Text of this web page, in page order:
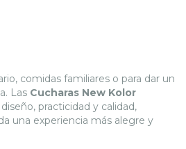
comidas familiares o para dar un
Las Cucharas New Kolor
practicidad y calidad,
una experiencia más alegre y